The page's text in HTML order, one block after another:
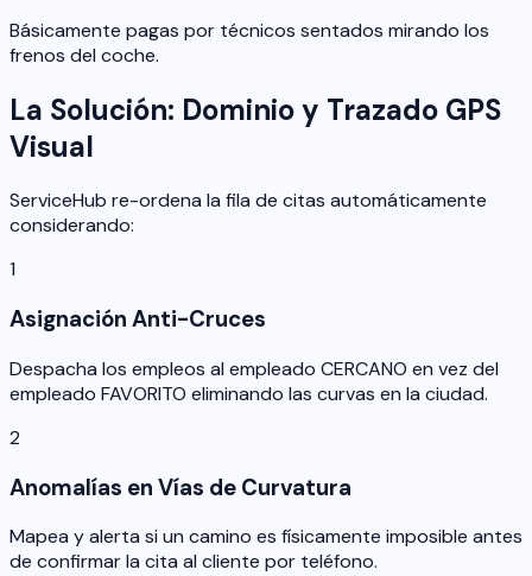
Básicamente pagas por técnicos sentados mirando los
frenos del coche.
La Solución: Dominio y Trazado GPS
Visual
ServiceHub re-ordena la fila de citas automáticamente
considerando:
1
Asignación Anti-Cruces
Despacha los empleos al empleado CERCANO en vez del
empleado FAVORITO eliminando las curvas en la ciudad.
2
Anomalías en Vías de Curvatura
Mapea y alerta si un camino es físicamente imposible antes
de confirmar la cita al cliente por teléfono.